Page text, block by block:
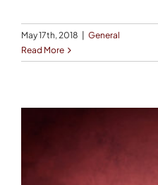
May 17th, 2018
General
Read More